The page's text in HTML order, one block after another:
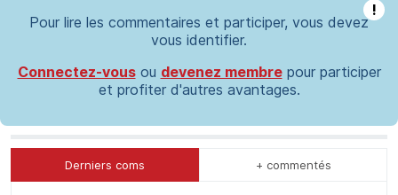
!
Pour lire les commentaires et participer, vous devez
vous identifier.
Connectez-vousou devenez membrepour participer
et profiter d'autres avantages.
Derniers coms + commentés